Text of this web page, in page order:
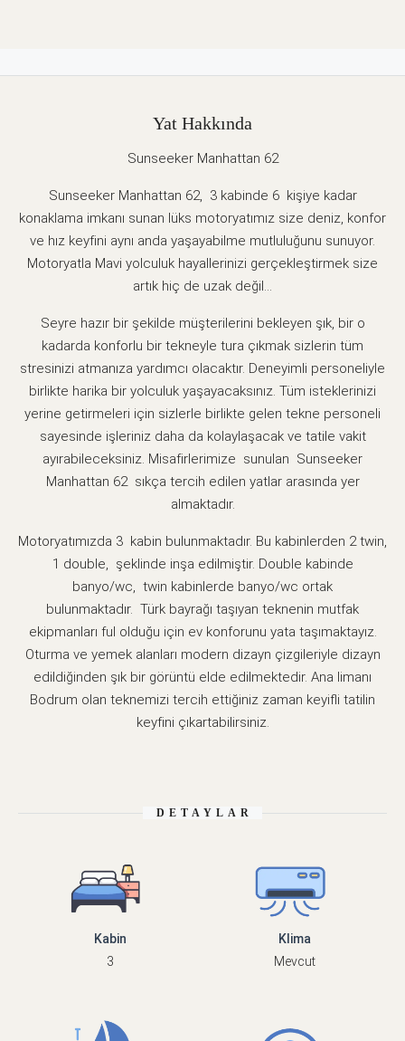
Yat Hakkında
Sunseeker Manhattan 62
Sunseeker Manhattan 62, 3 kabinde 6 kişiye kadar
konaklama imkanı sunan lüks motoryatımız size deniz, konfor
ve hız keyfini aynı anda yaşayabilme mutluluğunu sunuyor.
Motoryatla Mavi yolculuk hayallerinizi gerçekleştirmek size
artık hiç de uzak değil…
Seyre hazır bir şekilde müşterilerini bekleyen şık, bir o
kadarda konforlu bir tekneyle tura çıkmak sizlerin tüm
stresinizi atmanıza yardımcı olacaktır. Deneyimli personeliyle
birlikte harika bir yolculuk yaşayacaksınız. Tüm isteklerinizi
yerine getirmeleri için sizlerle birlikte gelen tekne personeli
sayesinde işleriniz daha da kolaylaşacak ve tatile vakit
ayırabileceksiniz. Misafirlerimize sunulan Sunseeker
Manhattan 62 sıkça tercih edilen yatlar arasında yer
almaktadır.
Motoryatımızda 3 kabin bulunmaktadır. Bu kabinlerden 2 twin,
1 double, şeklinde inşa edilmiştir. Double kabinde
banyo/wc, twin kabinlerde banyo/wc ortak
bulunmaktadır. Türk bayrağı taşıyan teknenin mutfak
ekipmanları ful olduğu için ev konforunu yata taşımaktayız.
Oturma ve yemek alanları modern dizayn çizgileriyle dizayn
edildiğinden şık bir görüntü elde edilmektedir. Ana limanı
Bodrum olan teknemizi tercih ettiğiniz zaman keyifli tatilin
keyfini çıkartabilirsiniz.
DETAYLAR
Kabin
3
Klima
Mevcut